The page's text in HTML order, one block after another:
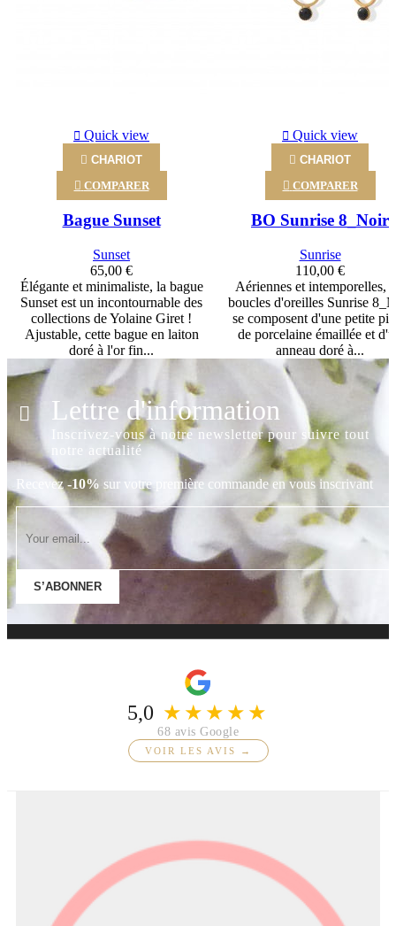
Quick view
 CHARIOT
 COMPARER
Bague Sunset
Sunset
65,00 €
Élégante et minimaliste, la bague
Sunset est un incontournable des
collections de Yolaine Giret !
Ajustable, cette bague en laiton
doré à l'or fin...
Quick view
 CHARIOT
 COMPARER
BO Sunrise 8_Noir
Sunrise
110,00 €
Aériennes et intemporelles,
boucles d'oreilles Sunrise
se composent d'une petite
de porcelaine émaillée et
anneau doré à...
Lettre d'information
Inscrivez-vous à notre newsletter pour suivre tout
notre actualité
Recevez-10% sur votre première commande en vous inscrivant
S’ABONNER
5,0 ★★★★★
68 avis Google
VOIR LES AVIS →